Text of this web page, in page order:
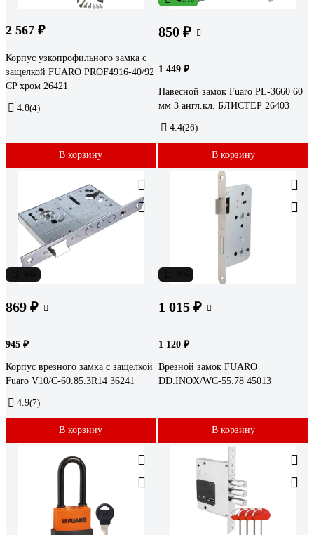
2 567 ₽
Корпус узкопрофильного замка с
защелкой FUARO PROF4916-40/92
CP хром 26421
4.8(4)
В корзину
850 ₽
1 449 ₽
Навесной замок Fuaro PL-3660 60
мм 3 англ.кл. БЛИСТЕР 26403
4.4(26)
В корзину
869 ₽
945 ₽
Корпус врезного замка c защелкой
Fuaro V10/C-60.85.3R14 36241
4.9(7)
В корзину
1 015 ₽
1 120 ₽
Врезной замок FUARO
DD.INOX/WC-55.78 45013
В корзину